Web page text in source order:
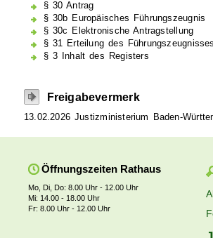
§ 30 Antrag
§ 30b Europäisches Führungszeugnis
§ 30c Elektronische Antragstellung
§ 31 Erteilung des
§ 3 Inhalt des Registers
Freigabevermerk
13.02.2026 Justizministerium Baden-
Öffnungszeiten Rathaus
Mo, Di, Do: 8.00 Uhr - 12.00 Uhr
Mi: 14.00 - 18.00 Uhr
Fr: 8.00 Uhr - 12.00 Uhr